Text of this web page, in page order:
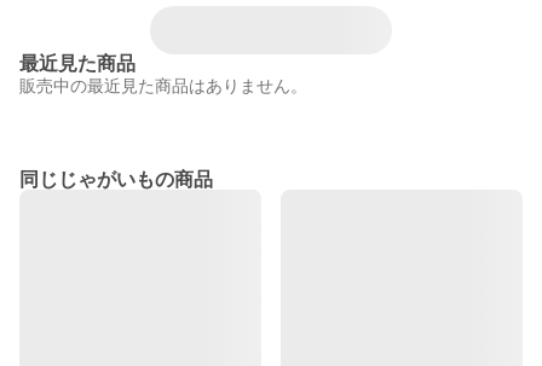
最近見た商品
販売中の最近見た商品はありません。
同じじゃがいもの商品